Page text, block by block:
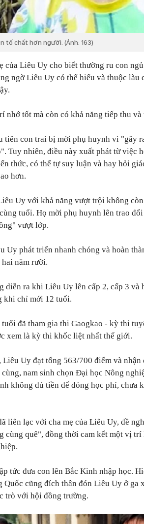
tố chất hơn người. (Ảnh: 163)
của Liêu Uy cho biết thường ru con
ngờ Liêu Uy có thể hiểu và thuộc làu
nhớ tốt mà còn có khả năng tiếp thu và
tiên con trai bị mời phụ huynh vì "gây
Tuy nhiên, điều này xuất phát từ việc
thức, có thể tự suy luận và hay hỏi
hơn.
Uy với khả năng vượt trội không
tuổi. Họ mời phụ huynh lên trao
vượt lớp.
Uy phát triển nhanh chóng và hoàn
năm rưỡi.
diễn ra khi Liêu Uy lên cấp 2, cấp 3 và
khi chỉ mới 12 tuổi.
đã tham gia thi Gaogkao - kỳ thi
xem là kỳ thi khốc liệt nhất thế giới.
Uy đạt tổng 563/700 điểm và
nam sinh chọn Đại học Nông
không đủ tiền để đóng học phí, chưa
liên lạc với cha mẹ của Liêu Uy, đề
cùng quê", đồng thời cam kết một vị trí
tức đưa con lên Bắc Kinh nhập học.
Quốc cũng đích thân đón Liêu Uy ở ga
trò với hội đồng trường.